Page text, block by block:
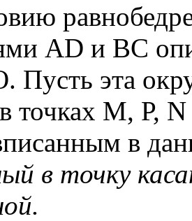
AD и ВС
Пусть эта
точках М, Р,
в
в точку